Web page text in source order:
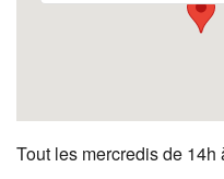
Tout les mercredis de 14h